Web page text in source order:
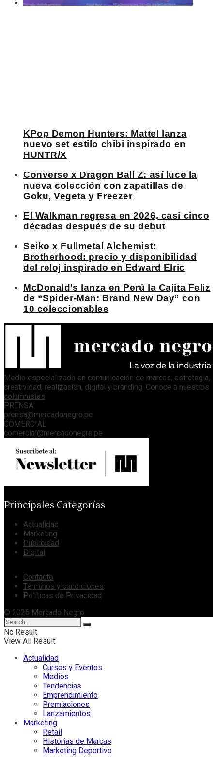
KPop Demon Hunters: Mattel lanza
nuevo set estilo chibi inspirado en
HUNTR/X
Converse x Dragon Ball Z: así luce la
nueva colección con zapatillas de
Goku, Vegeta y Freezer
El Walkman regresa en 2026, casi cinco
décadas después de su debut
Seiko x Fullmetal Alchemist:
Brotherhood: precio y disponibilidad
del reloj inspirado en Edward Elric
McDonald’s lanza en Perú la Cajita Feliz
de “Spider-Man: Brand New Day” con
10 coleccionables
Medio especializado en comunicación de marcas, estrategia,
creatividad, realización, digital y branding. Conoce a nuestros
columnistas.
PRENSA
prensa@mercadonegro.pe
COMERCIAL
comercial@mercadonegro.pe
Principales Categorías
Actualidad
Marketing
Publicidad
Digital
Contacto
Términos y condiciones
Políticas de Privacidad
© 2026 Mercado Negro
No Result
View All Result
Actualidad
Cursos y Eventos
Medios
Tendencias
Emprendimiento
Premiaciones
Lanzamientos
Marketing
Retail
Historias de Marcas
Marketing Deportivo